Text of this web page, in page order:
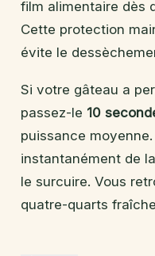
film alimentaire dès
Cette protection
évite le
Si votre gâteau a
passez-le 10
puissance
instantanément de
le surcuire. Vous
quatre-quarts